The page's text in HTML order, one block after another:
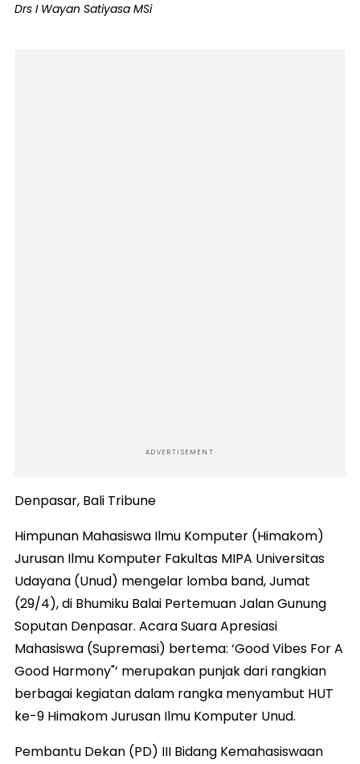
Drs I Wayan Satiyasa MSi
ADVERTISEMENT
Denpasar, Bali Tribune
Himpunan Mahasiswa Ilmu Komputer (Himakom)
Jurusan Ilmu Komputer Fakultas MIPA Universitas
Udayana (Unud) mengelar lomba band, Jumat
(29/4), di Bhumiku Balai Pertemuan Jalan Gunung
Soputan Denpasar. Acara Suara Apresiasi
Mahasiswa (Supremasi) bertema: ‘Good Vibes For A
Good Harmony"’ merupakan punjak dari rangkian
berbagai kegiatan dalam rangka menyambut HUT
ke-9 Himakom Jurusan Ilmu Komputer Unud.
Pembantu Dekan (PD) III Bidang Kemahasiswaan